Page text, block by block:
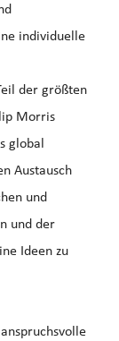
individuelle
der größten
Morris
global
Austausch
und
und der
Ideen zu